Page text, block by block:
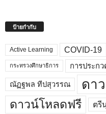
ป้ายกำกับ
Active Learning COVID-19
กระทรวงศึกษาธิการ การประกว
ณัฏฐพล ทีปสุวรรณ ดา
ดาวน์โหลดฟรี ตรี